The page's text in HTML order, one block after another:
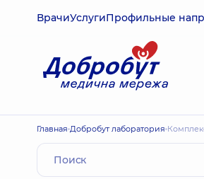
ВрачиУслугиПрофильные
Главная Добробут лаборатория